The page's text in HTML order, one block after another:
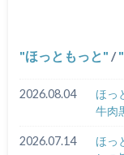
ほっともっと /
2026.08.04
ほっ
牛肉
2026.07.14
ほっ